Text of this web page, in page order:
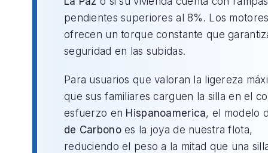
pendientes superiores al 8%. Los
ofrecen un torque constante que
seguridad en las subidas.
Para usuarios que valoran la ligereza
que sus familiares carguen la silla en el
esfuerzo en Hispanoamerica, el modelo
de Carbonoes la joya de nuestra flota,
reduciendo el peso a la mitad que una